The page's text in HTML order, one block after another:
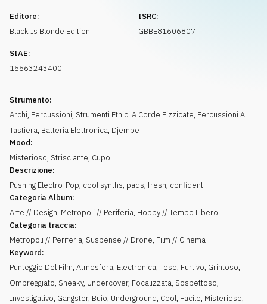
Editore:
Black Is Blonde Edition
ISRC:
GBBE81606807
SIAE:
15663243400
Strumento:
Archi, Percussioni, Strumenti Etnici A Corde Pizzicate, Percussioni A
Tastiera, Batteria Elettronica, Djembe
Mood:
Misterioso, Strisciante, Cupo
Descrizione:
Pushing Electro-Pop, cool synths, pads, fresh, confident
Categoria Album:
Arte // Design, Metropoli // Periferia, Hobby // Tempo Libero
Categoria traccia:
Metropoli // Periferia, Suspense // Drone, Film // Cinema
Keyword:
Punteggio Del Film, Atmosfera, Electronica, Teso, Furtivo, Grintoso,
Ombreggiato, Sneaky, Undercover, Focalizzata, Sospettoso,
Investigativo, Gangster, Buio, Underground, Cool, Facile, Misterioso,